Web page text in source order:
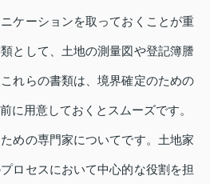
ケーションを取っておくことが重
として、土地の測量図や登記簿謄
れらの書類は、境界確定のための
に用意しておくとスムーズです。
めの専門家についてです。土地家
ロセスにおいて中心的な役割を担